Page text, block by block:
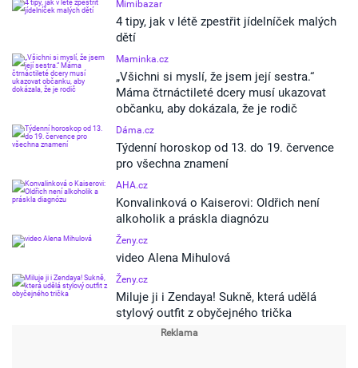
Mimibazar
4 tipy, jak v létě zpestřit jídelníček malých
dětí
Maminka.cz
„Všichni si myslí, že jsem její sestra.“
Máma čtrnáctileté dcery musí ukazovat
občanku, aby dokázala, že je rodič
Dáma.cz
Týdenní horoskop od 13. do 19. července
pro všechna znamení
AHA.cz
Konvalinková o Kaiserovi: Oldřich není
alkoholik a práskla diagnózu
Ženy.cz
video Alena Mihulová
Ženy.cz
Miluje ji i Zendaya! Sukně, která udělá
stylový outfit z obyčejného trička